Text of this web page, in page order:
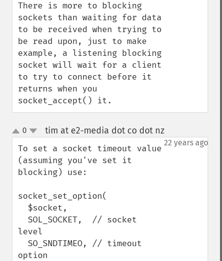
There is more to blocking
sockets than waiting for data
to be received when trying to
be read upon, just to make
example, a listening blocking
socket will wait for a client
to try to connect before it
returns when you
socket_accept() it.
up
down
0 tim at e2-media dot co dot nz¶
22 years ago
To set a socket timeout value
(assuming you've set it
blocking) use:
socket_set_option(
level
option